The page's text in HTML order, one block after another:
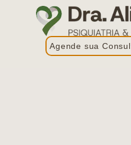
Agende sua